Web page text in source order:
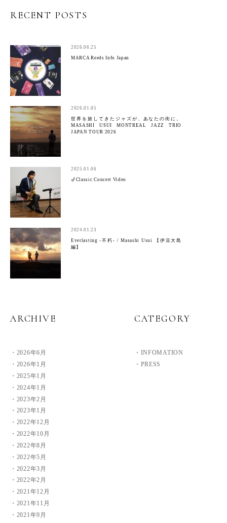
RECENT POSTS
2026.06.25
MARCA Reeds Info Japan
2026.01.05
世界を旅してきたジャズが、あなたの街に。
MASASHI USUI MONTREAL JAZZ TRIO
JAPAN TOUR 2026
2025.01.06
🎷Classic Concert Video
2024.01.23
Everlasting -不朽- / Masashi Usui 【伊豆大島
編】
ARCHIVE
2026年6月
2026年1月
2025年1月
2024年1月
2023年2月
2023年1月
2022年12月
2022年10月
2022年8月
2022年5月
2022年3月
2022年2月
2021年12月
2021年11月
2021年9月
CATEGORY
INFOMATION
PRESS